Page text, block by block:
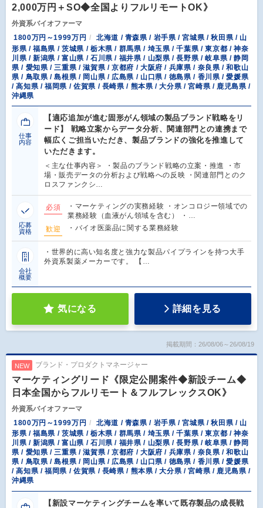
2,000万円＋SO◆全国よりフルリモートOK》
外資系バイオファーマ
1800万円～1999万円
北海道 / 青森県 / 岩手県 / 宮城県 / 秋田県 / 山
形県 / 福島県 / 茨城県 / 栃木県 / 群馬県 / 埼玉県 / 千葉県 / 東京都 / 神奈
川県 / 新潟県 / 富山県 / 石川県 / 福井県 / 山梨県 / 長野県 / 岐阜県 / 静岡
県 / 愛知県 / 三重県 / 滋賀県 / 京都府 / 大阪府 / 兵庫県 / 奈良県 / 和歌山
県 / 鳥取県 / 島根県 / 岡山県 / 広島県 / 山口県 / 徳島県 / 香川県 / 愛媛県
/ 高知県 / 福岡県 / 佐賀県 / 長崎県 / 熊本県 / 大分県 / 宮崎県 / 鹿児島県 /
沖縄県
仕事
内容
【適応追加が進む固形がん領域の製品ブランド戦略をリ
ード】 戦略立案からデータ分析、関連部門との連携まで
幅広くご担当いただき、製品ブランドの強化を推進して
いただきます。
＜主な仕事内容＞ ・製品のブランド戦略の立案・推進 ・市
場・販売データの分析および戦略への反映 ・関連部門とのク
ロスファンクシ…
応募
資格
必須
・マーケティングの実務経験 ・オンコロジー領域での
業務経験（血液がん領域を含む） ・…
歓迎
・バイオ医薬品に関する業務経験
会社
概要
・世界的に高い知名度と強力な製品パイプラインを持つ大手
外資系製薬メーカーです。 【…
気になる 詳細を見る
掲載期間：26/08/06～26/08/19
NEW ブランド・プロダクトマネージャー
マーケティングリード《限定公開案件◆新設チーム◆
日本全国からフルリモート＆フルフレックスOK》
外資系バイオファーマ
1800万円～1999万円
北海道 / 青森県 / 岩手県 / 宮城県 / 秋田県 / 山
形県 / 福島県 / 茨城県 / 栃木県 / 群馬県 / 埼玉県 / 千葉県 / 東京都 / 神奈
川県 / 新潟県 / 富山県 / 石川県 / 福井県 / 山梨県 / 長野県 / 岐阜県 / 静岡
県 / 愛知県 / 三重県 / 滋賀県 / 京都府 / 大阪府 / 兵庫県 / 奈良県 / 和歌山
県 / 鳥取県 / 島根県 / 岡山県 / 広島県 / 山口県 / 徳島県 / 香川県 / 愛媛県
/ 高知県 / 福岡県 / 佐賀県 / 長崎県 / 熊本県 / 大分県 / 宮崎県 / 鹿児島県 /
沖縄県
【新設マーケティングチームを率いて既存製品の成長戦